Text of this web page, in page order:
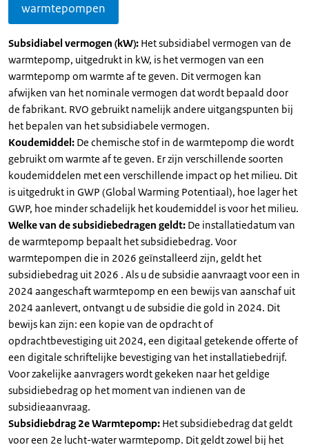
warmtepompen
Subsidiabel vermogen (kW): Het subsidiabel vermogen van de
warmtepomp, uitgedrukt in kW, is het vermogen van een
warmtepomp om warmte af te geven. Dit vermogen kan
afwijken van het nominale vermogen dat wordt bepaald door
de fabrikant. RVO gebruikt namelijk andere uitgangspunten bij
het bepalen van het subsidiabele vermogen.
Koudemiddel: De chemische stof in de warmtepomp die wordt
gebruikt om warmte af te geven. Er zijn verschillende soorten
koudemiddelen met een verschillende impact op het milieu. Dit
is uitgedrukt in GWP (Global Warming Potentiaal), hoe lager het
GWP, hoe minder schadelijk het koudemiddel is voor het milieu.
Welke van de subsidiebedragen geldt: De installatiedatum van
de warmtepomp bepaalt het subsidiebedrag. Voor
warmtepompen die in 2026 geïnstalleerd zijn, geldt het
subsidiebedrag uit 2026 . Als u de subsidie aanvraagt voor een in
2024 aangeschaft warmtepomp en een bewijs van aanschaf uit
2024 aanlevert, ontvangt u de subsidie die gold in 2024. Dit
bewijs kan zijn: een kopie van de opdracht of
opdrachtbevestiging uit 2024, een digitaal getekende offerte of
een digitale schriftelijke bevestiging van het installatiebedrijf.
Voor zakelijke aanvragers wordt gekeken naar het geldige
subsidiebedrag op het moment van indienen van de
subsidieaanvraag.
Subsidiebdrag 2e Warmtepomp: Het subsidiebedrag dat geldt
voor een 2e lucht-water warmtepomp. Dit geldt zowel bij het